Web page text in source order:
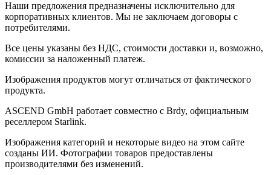
Наши предложения предназначены исключительно для
корпоративных клиентов. Мы не заключаем договоры с
потребителями.
Все цены указаны без НДС, стоимости доставки и, возможно,
комиссии за наложенный платеж.
Изображения продуктов могут отличаться от фактического
продукта.
ASCEND GmbH работает совместно с Brdy, официальным
реселлером Starlink.
Изображения категорий и некоторые видео на этом сайте
созданы ИИ. Фотографии товаров предоставлены
производителями без изменений.